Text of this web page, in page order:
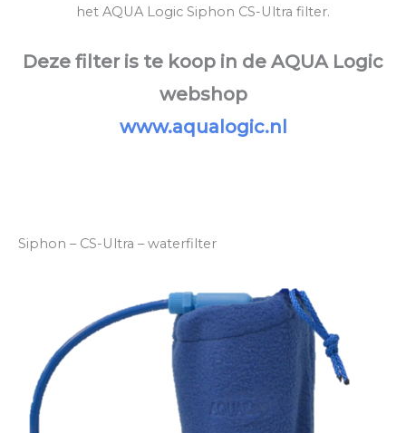
het AQUA Logic Siphon CS-Ultra filter.
Deze filter is te koop in de AQUA Logic
webshop
www.aqualogic.nl
Siphon – CS-Ultra – waterfilter